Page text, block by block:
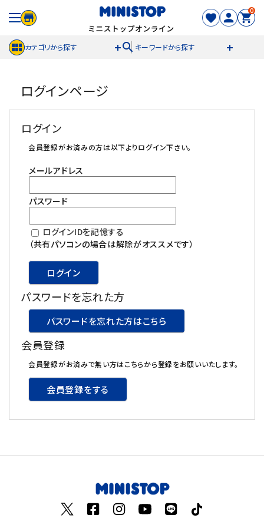
0
カテゴリから探す search キーワードから探す
meeting_room ログイン person 新規登録
セール商品
カテゴリから探す
冷凍食品
スイーツ
お菓子
酒類
日用品
ギフト
ログインページ
ログイン
会員登録がお済みの方は以下よりログイン下さい。
メールアドレス
パスワード
ログインIDを記憶する
（共有パソコンの場合は解除がオススメです）
ログイン
パスワードを忘れた方
パスワードを忘れた方はこちら
会員登録
会員登録がお済みで無い方はこちらから登録をお願いいたします。
会員登録をする